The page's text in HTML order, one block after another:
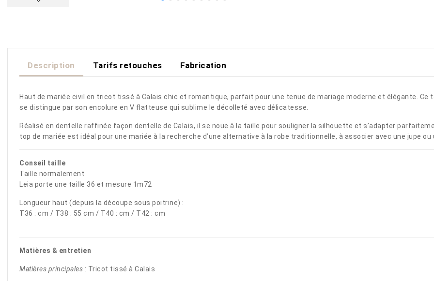
Description Tarifs retouches Fabrication
Haut de mariée civil en tricot tissé à Calais chic et romantique, parfait pour une tenue de mariage moderne et élégante.
se distingue par son encolure en V flatteuse qui sublime le décolleté avec délicatesse.
Réalisé en dentelle raffinée façon dentelle de Calais, il se noue à la taille pour souligner la silhouette et s’adapter
top de mariée est idéal pour une mariée à la recherche d’une alternative à la robe traditionnelle, à associer avec une jupe
Conseil taille
Taille normalement
Leia porte une taille 36 et mesure 1m72
Longueur haut (depuis la découpe sous poitrine) :
T36 : cm / T38 : 55 cm / T40 : cm / T42 : cm
Matières & entretien
Matières principales : Tricot tissé à Calais